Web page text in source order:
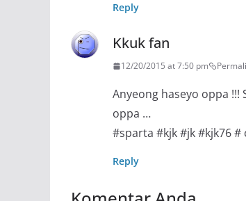
Reply
Kkuk fan
12/20/2015 at 7:50 pm
Anyeong haseyo oppa
oppa …
#sparta #kjk #jk #kjk76
Reply